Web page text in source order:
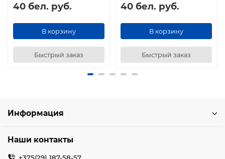
40 бел. руб.
В корзину
Быстрый заказ
40 бел. руб.
В корзину
Быстрый заказ
Информация
Наши контакты